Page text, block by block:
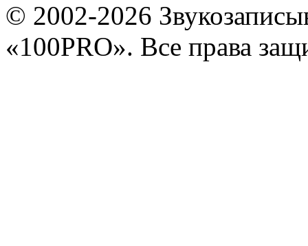
© 2002-2026
«100PRO». Все права